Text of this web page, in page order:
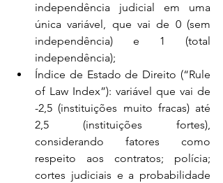
independência judicial em uma
única variável, que vai de 0 (sem
independência) e 1 (total
independência);
Índice de Estado de Direito (“Rule
of Law Index”): variável que vai de
-2,5 (instituições muito fracas) até
2,5 (instituições fortes),
considerando fatores como
respeito aos contratos; polícia;
cortes judiciais e a probabilidade